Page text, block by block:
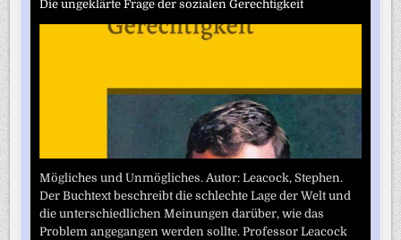
Die ungeklärte Frage der sozialen Gerechtigkeit
Mögliches und Unmögliches. Autor: Leacock, Stephen.
Der Buchtext beschreibt die schlechte Lage der Welt und
die unterschiedlichen Meinungen darüber, wie das
Problem angegangen werden sollte. Professor Leacock